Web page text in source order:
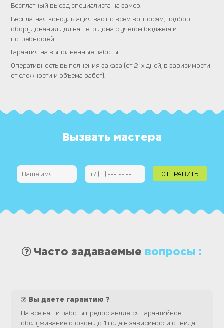
Бесплатный выезд специалиста на замер.
Бесплатная консультация вас по всем вопросам, подбор
оборудования для вашего дома с учетом бюджета и
потребностей.
Гарантия на выполненные работы.
Оперативность выполнения заказа (от 2-х дней, в зависимости
от сложности и объема работ).
Вызвать мастера
Часто задаваемые вопросы :
Вы даете гарантию ?
На все наши работы предоставляется гарантийное
обслуживание сроком до 1 года в зависимости от вида